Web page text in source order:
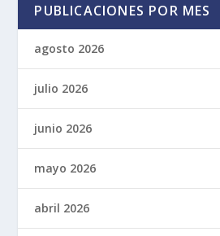
PUBLICACIONES POR MES
agosto 2026
julio 2026
junio 2026
mayo 2026
abril 2026